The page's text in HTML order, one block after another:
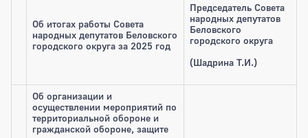
Об итогах работы Совета
народных депутатов Беловского
городского округа за 2025 год
Председатель Совета
народных депутатов
Беловского
городского округа
(Шадрина Т.И.)
Об организации и
осуществлении мероприятий по
территориальной обороне и
гражданской обороне, защите